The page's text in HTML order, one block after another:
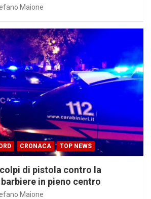
Maione
CRONACA TOP NEWS
di pistola contro la
in pieno centro
Maione